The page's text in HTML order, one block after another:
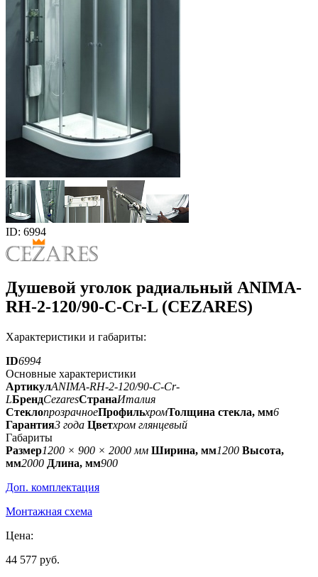
ID: 6994
Душевой уголок радиальный ANIMA-
RH-2-120/90-C-Cr-L (CEZARES)
Характеристики и габариты:
ID6994
Основные характеристики
АртикулANIMA-RH-2-120/90-C-Cr-
LБрендCezaresСтранаИталия
СтеклопрозрачноеПрофильхромТолщина стекла, мм6
Гарантия3 года Цветхром глянцевый
Габариты
Размер1200 × 900 × 2000 мм Ширина, мм1200 Высота,
мм2000 Длина, мм900
Доп. комплектация
Монтажная схема
Цена:
44 577 руб.